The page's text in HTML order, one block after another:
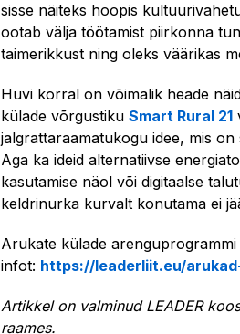
sisse näiteks hoopis
ootab välja töötamist piirkonna
taimerikkust ning oleks väärikas
Huvi korral on võimalik heade
külade võrgustiku Smart Rural 21
jalgrattaraamatukogu idee, mis
Aga ka ideid alternatiivse
kasutamise näol või digitaalse
keldrinurka kurvalt konutama ei
Arukate külade
infot: https://leaderliit.eu/
Artikkel on valminud LEADER
raames.